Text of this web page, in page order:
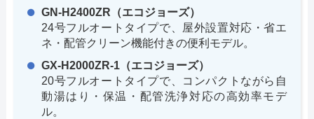
GN-H2400ZR（エコジョーズ）
24号フルオートタイプで、屋外設置対応・省エ
ネ・配管クリーン機能付きの便利モデル。
GX-H2000ZR-1（エコジョーズ）
20号フルオートタイプで、コンパクトながら自
動湯はり・保温・配管洗浄対応の高効率モデ
ル。